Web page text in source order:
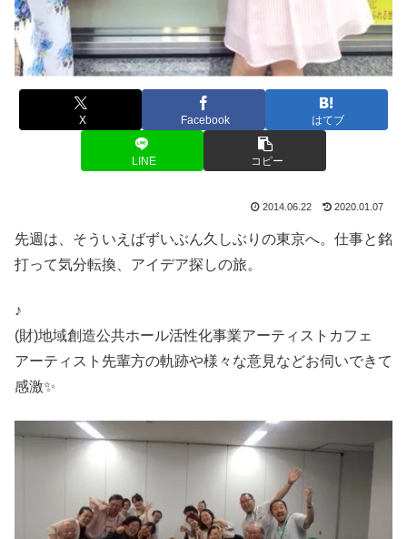
X Facebook はてブ
LINE コピー
2014.06.22 2020.01.07
先週は、そういえばずいぶん久しぶりの東京へ。仕事と銘
打って気分転換、アイデア探しの旅。
♪
(財)地域創造公共ホール活性化事業アーティストカフェ
アーティスト先輩方の軌跡や様々な意見などお伺いできて
感激✨